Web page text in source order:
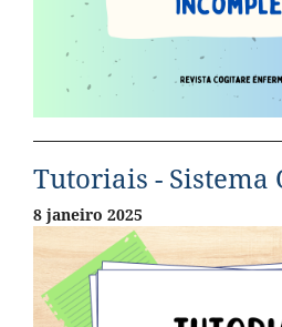
Tutoriais - Sistema
8 janeiro 2025